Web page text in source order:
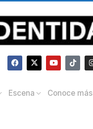
Escena Conoce más